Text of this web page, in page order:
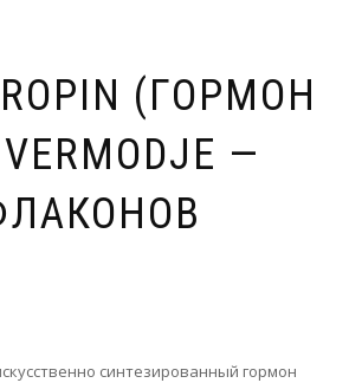
(ГОРМОН
—
синтезированный гормон